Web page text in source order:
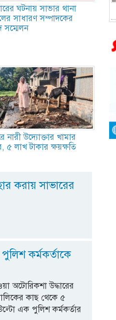
ঘটনায় সাভার থানা
সাধারণ সম্পাদকের
সম্মেলন
নারী উদ্যোক্তার খামার
৫ লাখ টাকার ক্ষয়ক্ষতি
করায় সাভারের
কর্মকর্তাকে
অটোরিকশা উদ্ধারের
কাছ থেকে ৫
এক পুলিশ কর্মকর্তার